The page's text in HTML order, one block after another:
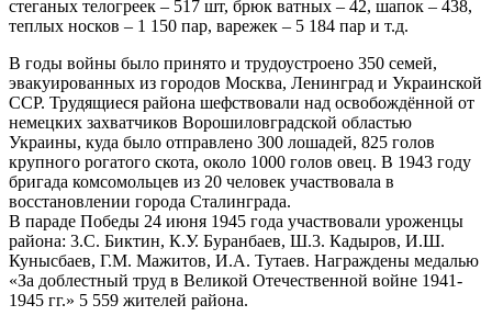
стеганых телогреек – 517 шт, брюк ватных – 42, шапок – 438,
теплых носков – 1 150 пар, варежек – 5 184 пар и т.д.
В годы войны было принято и трудоустроено 350 семей,
эвакуированных из городов Москва, Ленинград и Украинской
ССР. Трудящиеся района шефствовали над освобождённой от
немецких захватчиков Ворошиловградской областью
Украины, куда было отправлено 300 лошадей, 825 голов
крупного рогатого скота, около 1000 голов овец. В 1943 году
бригада комсомольцев из 20 человек участвовала в
восстановлении города Сталинграда.
В параде Победы 24 июня 1945 года участвовали уроженцы
района: 3.С. Биктин, К.У. Буранбаев, Ш.3. Кадыров, И.Ш.
Кунысбаев, Г.М. Мажитов, И.А. Тутаев. Награждены медалью
«За доблестный труд в Великой Отечественной войне 1941-
1945 гг.» 5 559 жителей района.